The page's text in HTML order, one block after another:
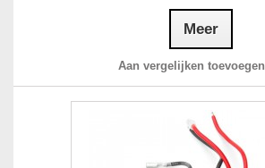
Meer
Aan vergelijken toevoegen